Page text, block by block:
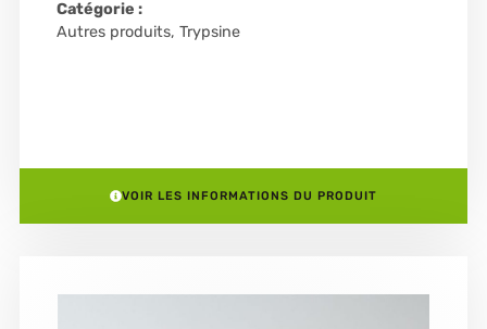
Catégorie :
Autres produits, Trypsine
VOIR LES INFORMATIONS DU PRODUIT